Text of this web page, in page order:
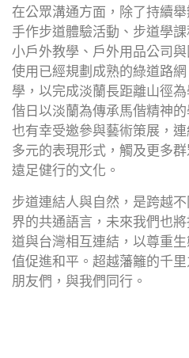
在公眾溝通方面，除了持續
手作步道體驗活動、步道學
小戶外教學、戶外用品公司
使用已經規劃成熟的綠道路
學，以完成淡蘭長距離山徑
偕日以淡蘭為傳承馬偕精神
也有幸受邀參與藝術策展，
多元的表現形式，觸及更多
遠足健行的文化。
步道連結人與自然，是跨越
界的共通語言，未來我們也
道與台灣相互連結，以尊重
值促進和平。超越藩籬的千
朋友們，與我們同行。